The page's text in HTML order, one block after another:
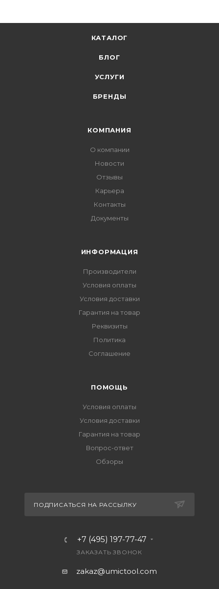
КАТАЛОГ
БЛОГ
УСЛУГИ
БРЕНДЫ
КОМПАНИЯ
О компании
Новости
Отзывы
Карьера
Контакты
Документы
ИНФОРМАЦИЯ
Производители
Условия оплаты
Условия доставки
Гарантия на товар
Реквизиты
Политика
Соглашение
ПОМОЩЬ
Условия оплаты
Условия доставки
Гарантия на товар
Вопрос-ответ
Обзоры
ПОДПИСАТЬСЯ НА РАССЫЛКУ
+7 (495) 197-77-47
ЗАКАЗАТЬ ЗВОНОК
zakaz@umictool.com